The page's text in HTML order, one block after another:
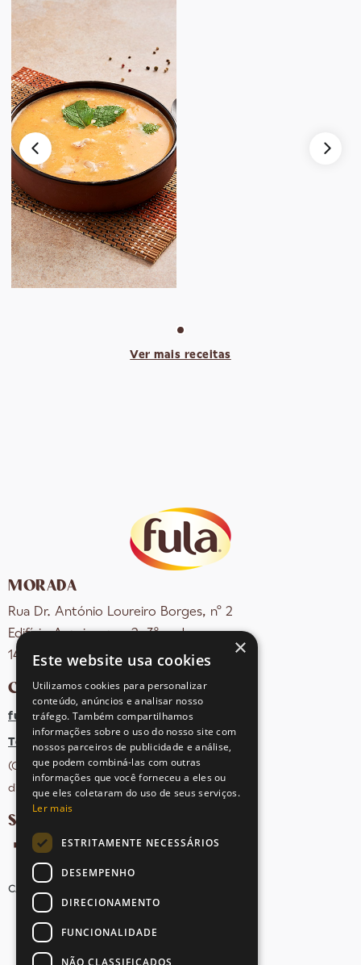
Ver mais receitas
MORADA
Rua Dr. António Loureiro Borges, nº 2
Edifício Arquiparque 2, 3º andar
1495-131 Algés - Portugal
CONTACTOS
fula@sovena.pt
Tel: +351 21 412 93 36
(Chamada para rede fixa nacional;
dias úteis das 10h às 17h)
SIGA-NOS NAS REDES SOCIAIS
CANDIDATURAS
×
Este website usa cookies
Utilizamos cookies para personalizar
conteúdo, anúncios e analisar nosso
tráfego. Também compartilhamos
informações sobre o uso do nosso site com
nossos parceiros de publicidade e análise,
que podem combiná-las com outras
informações que você forneceu a eles ou
que eles coletaram do uso de seus serviços.
Ler mais
ESTRITAMENTE NECESSÁRIOS
DESEMPENHO
DIRECIONAMENTO
FUNCIONALIDADE
NÃO CLASSIFICADOS